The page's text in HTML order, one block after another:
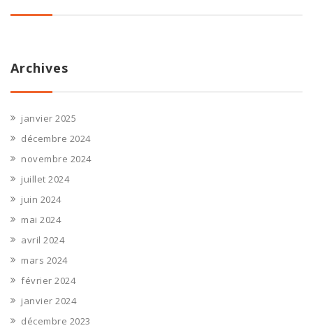
Archives
janvier 2025
décembre 2024
novembre 2024
juillet 2024
juin 2024
mai 2024
avril 2024
mars 2024
février 2024
janvier 2024
décembre 2023